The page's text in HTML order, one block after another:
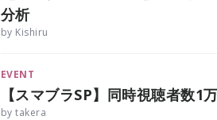
分析
by Kishiru
EVENT
【スマブラSP】同時視聴者数1
by takera